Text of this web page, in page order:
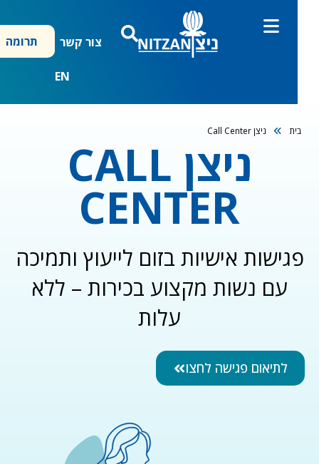
צור קשר תרומה
ניצן Call Center
ניצן CALL
CENTER
אישיות בזום לייעוץ ותמיכה
עם נשות מקצוע בכירות – ללא
עלות
לתיאום פגישה לחצו